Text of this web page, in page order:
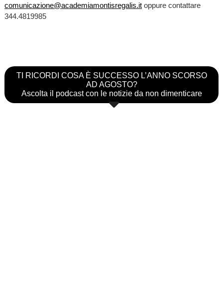
comunicazione@academiamontisregalis.itoppure contattare
344.4819985
TI RICORDI COSA È SUCCESSO L’ANNO SCORSO
AD AGOSTO?
Ascolta il podcast con le notizie da non dimenticare